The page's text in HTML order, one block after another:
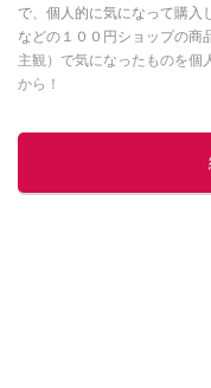
で、個人的に気になって購入
などの１００円ショップの商
主観）で気になったものを
から！